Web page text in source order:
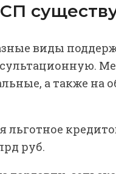
виды
а также на
руб.